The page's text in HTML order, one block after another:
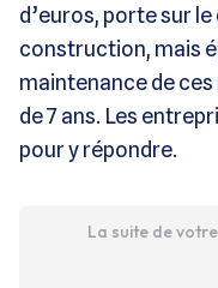
d’euros, porte sur
construction, mais
maintenance de
de 7 ans. Les
pour y répondre.
La suite de